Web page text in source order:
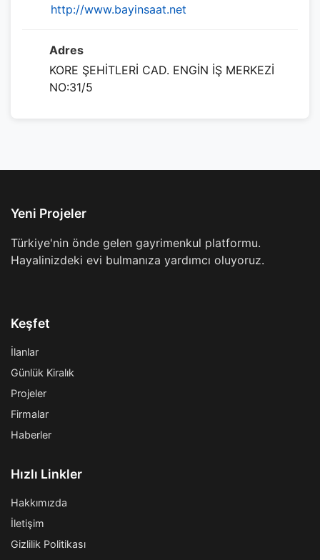
http://www.bayinsaat.net
Adres
KORE ŞEHİTLERİ CAD. ENGİN İŞ MERKEZİ
NO:31/5
Yeni Projeler
Türkiye'nin önde gelen gayrimenkul platformu.
Hayalinizdeki evi bulmanıza yardımcı oluyoruz.
Keşfet
İlanlar
Günlük Kiralık
Projeler
Firmalar
Haberler
Hızlı Linkler
Hakkımızda
İletişim
Gizlilik Politikası